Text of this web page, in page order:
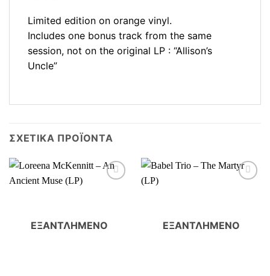
Limited edition on orange vinyl.
Includes one bonus track from the same
session, not on the original LP : “Allison’s
Uncle”
ΣΧΕΤΙΚΆ ΠΡΟΪΌΝΤΑ
ΕΞΑΝΤΛΗΜΈΝΟ ΕΞΑΝΤΛΗΜΈΝΟ